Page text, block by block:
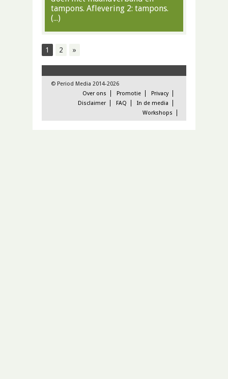
tampons. Aflevering 2: tampons.
(…)
1 2 »
© Period Media 2014-2026
Over ons
Promotie
Privacy
Disclaimer
FAQ
In de media
Workshops